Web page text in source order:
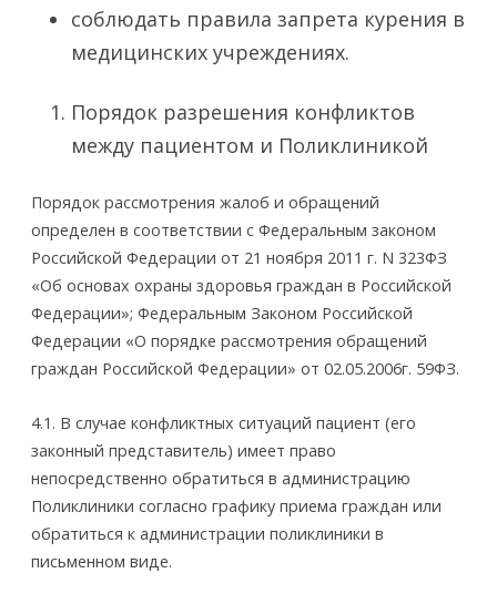
соблюдать правила запрета курения в
медицинских учреждениях.
Порядок разрешения конфликтов
между пациентом и Поликлиникой
Порядок рассмотрения жалоб и обращений
определен в соответствии с Федеральным законом
Российской Федерации от 21 ноября 2011 г. N 323­ФЗ
«Об основах охраны здоровья граждан в Российской
Федерации»; Федеральным Законом Российской
Федерации «О порядке рассмотрения обращений
граждан Российской Федерации» от 02.05.2006г. 59­ФЗ.
4.1. В случае конфликтных ситуаций пациент (его
законный представитель) имеет право
непосредственно обратиться в администрацию
Поликлиники согласно графику приема граждан или
обратиться к администрации поликлиники в
письменном виде.